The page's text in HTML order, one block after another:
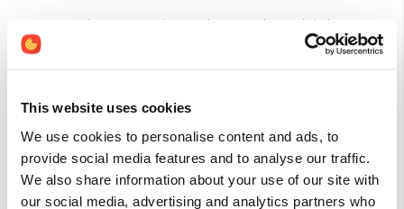
This website uses cookies
We use cookies to personalise content and ads, to
provide social media features and to analyse our traffic.
We also share information about your use of our site with
our social media, advertising and analytics partners who
Curcumin pleiotrope Schutzwirkungen übersichtlich
dargestellt
dem Currypulver seine typische tiefgelbe Farbe und ha
Zink für eine gesunde Basis
Im Jahr 1963 wurde definitiv festgestellt, dass Zink ein essentieller
Nährstoff für den Menschen ist.(1) Der menschliche Körper enthält etwa 2
bis 4 Gramm Zink.(2)